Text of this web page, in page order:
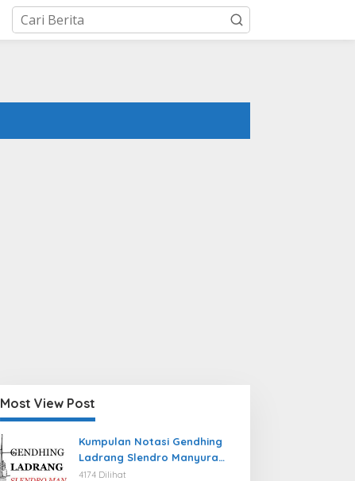
Most View Post
Kumpulan Notasi Gendhing
Ladrang Slendro Manyura
Terlengkap
4174 Dilihat